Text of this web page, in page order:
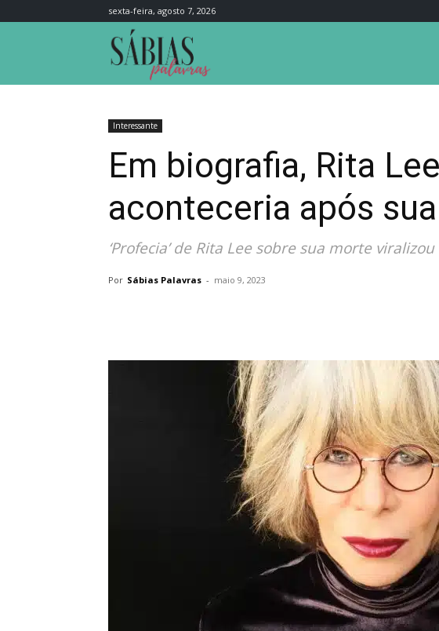
sexta-feira, agosto 7, 2026
Interessante
Em biografia, Rita
aconteceria após
‘Profecia’ de Rita Lee sobre sua morte
Por Sábias Palavras - maio 9, 2023